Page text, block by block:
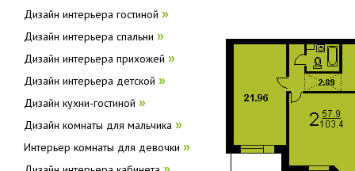
Дизайн интерьера гостиной »
Дизайн интерьера спальни »
Дизайн интерьера прихожей »
Дизайн интерьера детской »
Дизайн кухни-гостиной »
Дизайн комнаты для мальчика »
Интерьер комнаты для девочки »